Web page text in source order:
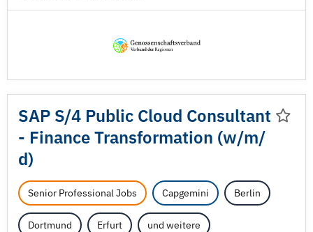
SAP S/4 Public Cloud Consultant
- Finance Transformation (w/m/
d)
Senior Professional Jobs Capgemini Berlin
Dortmund Erfurt und weitere